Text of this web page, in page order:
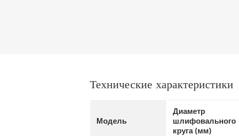
Технические характеристики
Модель
Диаметр
шлифовального
круга (мм)